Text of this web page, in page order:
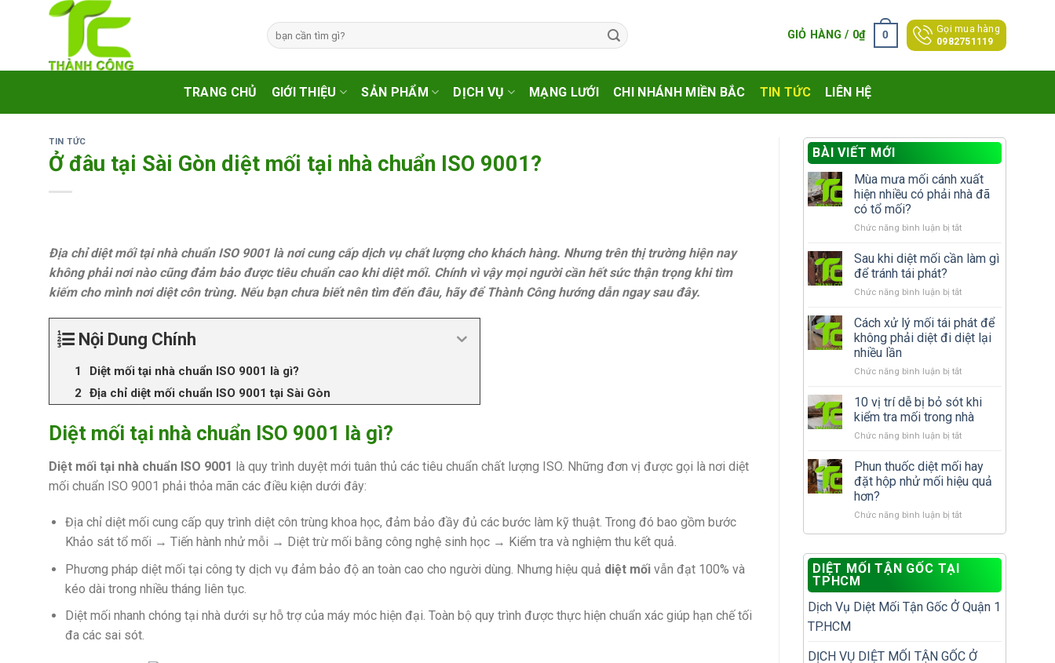
Tìm
kiếm:
GIỎ HÀNG / 0₫ 0
Gọi mua hàng
0982751119
TRANG CHỦ GIỚI THIỆU SẢN PHẨM DỊCH VỤ MẠNG LƯỚI CHI NHÁNH MIỀN BẮC TIN TỨC LIÊN HỆ
TIN TỨC
Ở đâu tại Sài Gòn diệt mối tại nhà chuẩn ISO 9001?
Địa chỉ diệt mối tại nhà chuẩn ISO 9001 là nơi cung cấp dịch vụ chất lượng cho khách hàng. Nhưng trên thị trường hiện nay
không phải nơi nào cũng đảm bảo được tiêu chuẩn cao khi diệt mối. Chính vì vậy mọi người cần hết sức thận trọng khi tìm
kiếm cho mình nơi diệt côn trùng. Nếu bạn chưa biết nên tìm đến đâu, hãy để Thành Công hướng dẫn ngay sau đây.
Nội Dung Chính
Diệt mối tại nhà chuẩn ISO 9001 là gì?
Địa chỉ diệt mối chuẩn ISO 9001 tại Sài Gòn
Diệt mối tại nhà chuẩn ISO 9001 là gì?
Diệt mối tại nhà chuẩn ISO 9001 là quy trình duyệt mới tuân thủ các tiêu chuẩn chất lượng ISO. Những đơn vị được gọi là nơi diệt
mối chuẩn ISO 9001 phải thỏa mãn các điều kiện dưới đây:
Địa chỉ diệt mối cung cấp quy trình diệt côn trùng khoa học, đảm bảo đầy đủ các bước làm kỹ thuật. Trong đó bao gồm bước
Khảo sát tổ mối → Tiến hành nhử mỗi → Diệt trừ mối bằng công nghệ sinh học → Kiểm tra và nghiệm thu kết quả.
Phương pháp diệt mối tại công ty dịch vụ đảm bảo độ an toàn cao cho người dùng. Nhưng hiệu quả diệt mốivẫn đạt 100% và
kéo dài trong nhiều tháng liên tục.
Diệt mối nhanh chóng tại nhà dưới sự hỗ trợ của máy móc hiện đại. Toàn bộ quy trình được thực hiện chuẩn xác giúp hạn chế tối
đa các sai sót.
BÀI VIẾT MỚI
Mùa mưa mối cánh xuất
hiện nhiều có phải nhà đã
có tổ mối?
Chức năng bình luận bị tắtở
mưa
xuất
nhiều
có
phải
đã
tổ
mối?
Sau khi diệt mối cần làm gì
để tránh tái phát?
Chức năng bình luận bị tắtở
khi
diệt
mối
làm
để
tránh
tái
phát?
Cách xử lý mối tái phát để
không phải diệt đi diệt lại
nhiều lần
Chức năng bình luận bị tắtở
xử
lý
mối
tái
để
không
phải
đi
nhiều
10 vị trí dễ bị bỏ sót khi
kiểm tra mối trong nhà
Chức năng bình luận bị tắtở
vị
trí
dễ
bỏ
kiểm
trong
nhà
Phun thuốc diệt mối hay
đặt hộp nhử mối hiệu quả
hơn?
Chức năng bình luận bị tắtở
diệt
đặt
hộp
hiệu
DIỆT MỐI TẬN GỐC TẠI
TPHCM
Dịch Vụ Diệt Mối Tận Gốc Ở Quận 1
TP.HCM
DỊCH VỤ DIỆT MỐI TẬN GỐC Ở